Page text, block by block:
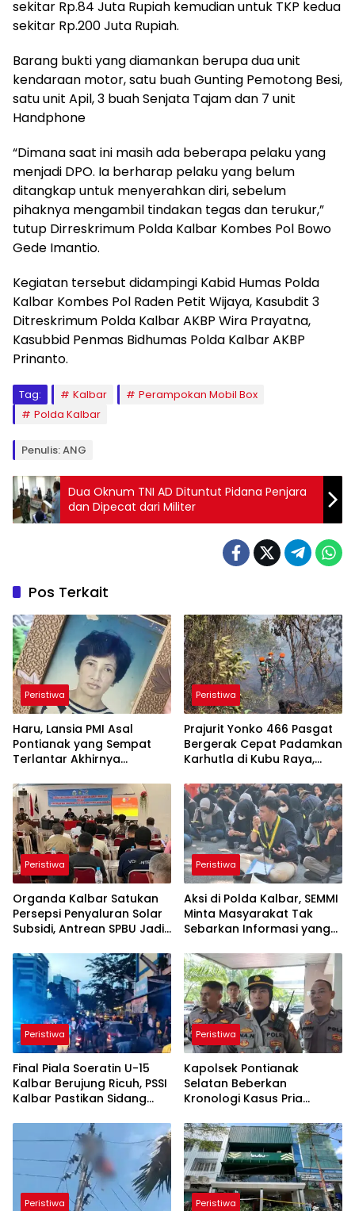
sekitar Rp.84 Juta Rupiah kemudian untuk TKP kedua
sekitar Rp.200 Juta Rupiah.
Barang bukti yang diamankan berupa dua unit
kendaraan motor, satu buah Gunting Pemotong Besi,
satu unit Apil, 3 buah Senjata Tajam dan 7 unit
Handphone
“Dimana saat ini masih ada beberapa pelaku yang
menjadi DPO. Ia berharap pelaku yang belum
ditangkap untuk menyerahkan diri, sebelum
pihaknya mengambil tindakan tegas dan terukur,”
tutup Dirreskrimum Polda Kalbar Kombes Pol Bowo
Gede Imantio.
Kegiatan tersebut didampingi Kabid Humas Polda
Kalbar Kombes Pol Raden Petit Wijaya, Kasubdit 3
Ditreskrimum Polda Kalbar AKBP Wira Prayatna,
Kasubbid Penmas Bidhumas Polda Kalbar AKBP
Prinanto.
Tag: Kalbar
Perampokan Mobil Box
Polda Kalbar
Penulis: ANG
Dua Oknum TNI AD Dituntut Pidana Penjara
dan Dipecat dari Militer
Pos Terkait
Peristiwa
Haru, Lansia PMI Asal
Pontianak yang Sempat
Terlantar Akhirnya
Anak Kandung
Peristiwa
Prajurit Yonko 466 Pasgat
Bergerak Cepat Padamkan
Karhutla di Kubu Raya,
Cegah Meluasnya Api
Peristiwa
Organda Kalbar Satukan
Persepsi Penyaluran Solar
Subsidi, Antrean SPBU Jadi
Peristiwa
Aksi di Polda Kalbar, SEMMI
Minta Masyarakat Tak
Sebarkan Informasi yang
Peristiwa
Final Piala Soeratin U-15
Kalbar Berujung Ricuh, PSSI
Kalbar Pastikan Sidang
Peristiwa
Kapolsek Pontianak
Selatan Beberkan
Kronologi Kasus Pria
Listrik
Peristiwa Peristiwa